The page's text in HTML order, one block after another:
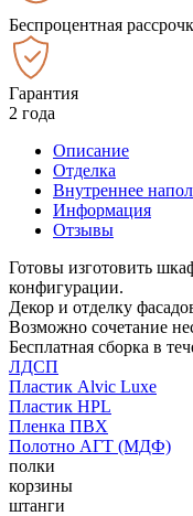
Беспроцентная
Гарантия
2 года
Описание
Отделка
Внутреннее
Информация
Отзывы
Готовы изготовить
конфигурации.
Декор и отделку
Возможно сочетание
Бесплатная сборка в
ЛДСП
Пластик Alvic Luxe
Пластик HPL
Пленка ПВХ
Полотно АГТ (МДФ)
полки
корзины
штанги